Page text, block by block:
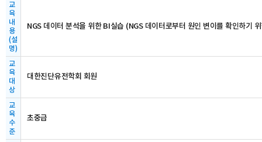
교
육
내
용
(설
명)
NGS 데이터 분석을 위한 BI실습 (NGS 데이터로부터 원인 변이를 확인하기
교
육
대
상
대한진단유전학회 회원
교
육
수
준
초중급